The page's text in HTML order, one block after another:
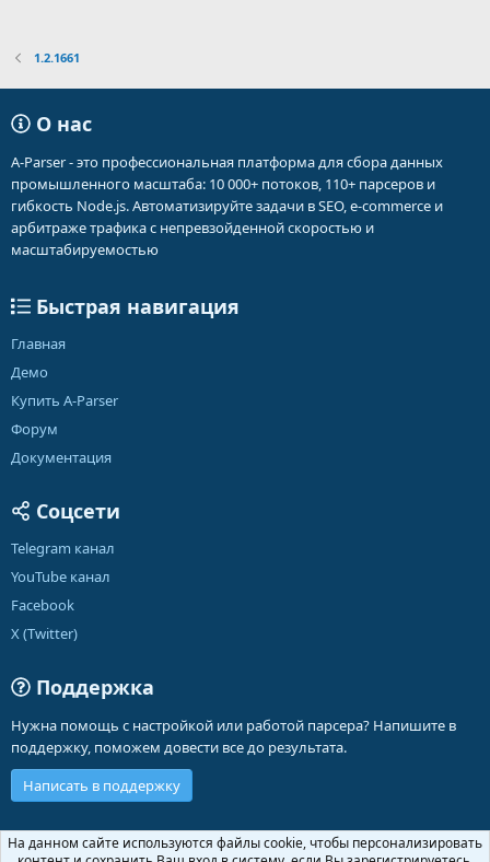
1.2.1661
О нас
A-Parser - это профессиональная платформа для сбора данных
промышленного масштаба: 10 000+ потоков, 110+ парсеров и
гибкость Node.js. Автоматизируйте задачи в SEO, e-commerce и
арбитраже трафика с непревзойденной скоростью и
масштабируемостью
Быстрая навигация
Главная
Демо
Купить A-Parser
Форум
Документация
Соцсети
Telegram канал
YouTube канал
Facebook
X (Twitter)
Поддержка
Нужна помощь с настройкой или работой парсера? Напишите в
поддержку, поможем довести все до результата.
Написать в поддержку
Russian (RU)
На данном сайте используются файлы cookie, чтобы персонализировать